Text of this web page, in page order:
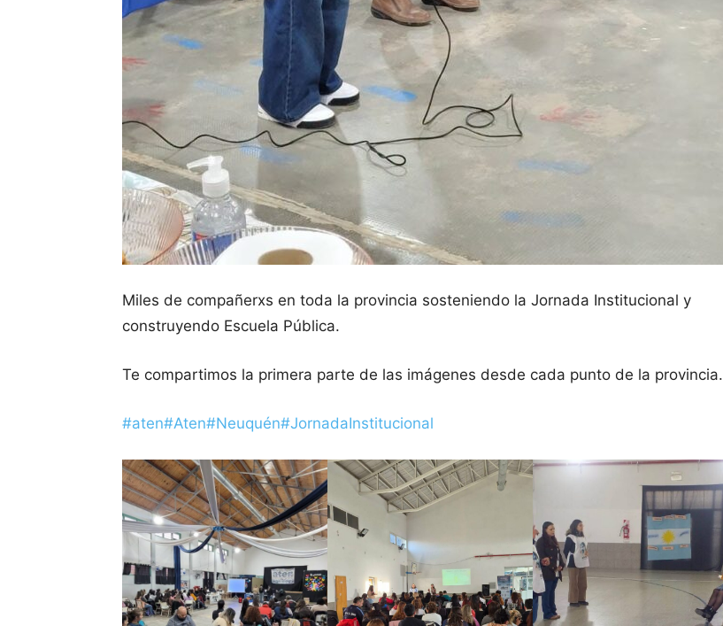
Miles de compañerxs en toda la provincia sosteniendo la Jornada Institucional y
construyendo Escuela Pública.
Te compartimos la primera parte de las imágenes desde cada punto de la provincia.
#aten#Aten#Neuquén#JornadaInstitucional